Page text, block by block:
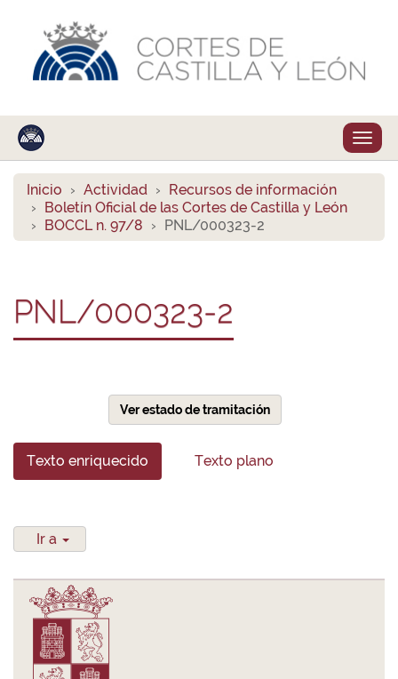
Inicio Actividad
Recursos de información
Boletín Oficial de las Cortes de Castilla y León
BOCCL n. 97/8
PNL/000323-2
PNL/000323-2
Ver estado de tramitación
Texto enriquecido Texto plano
Ir a